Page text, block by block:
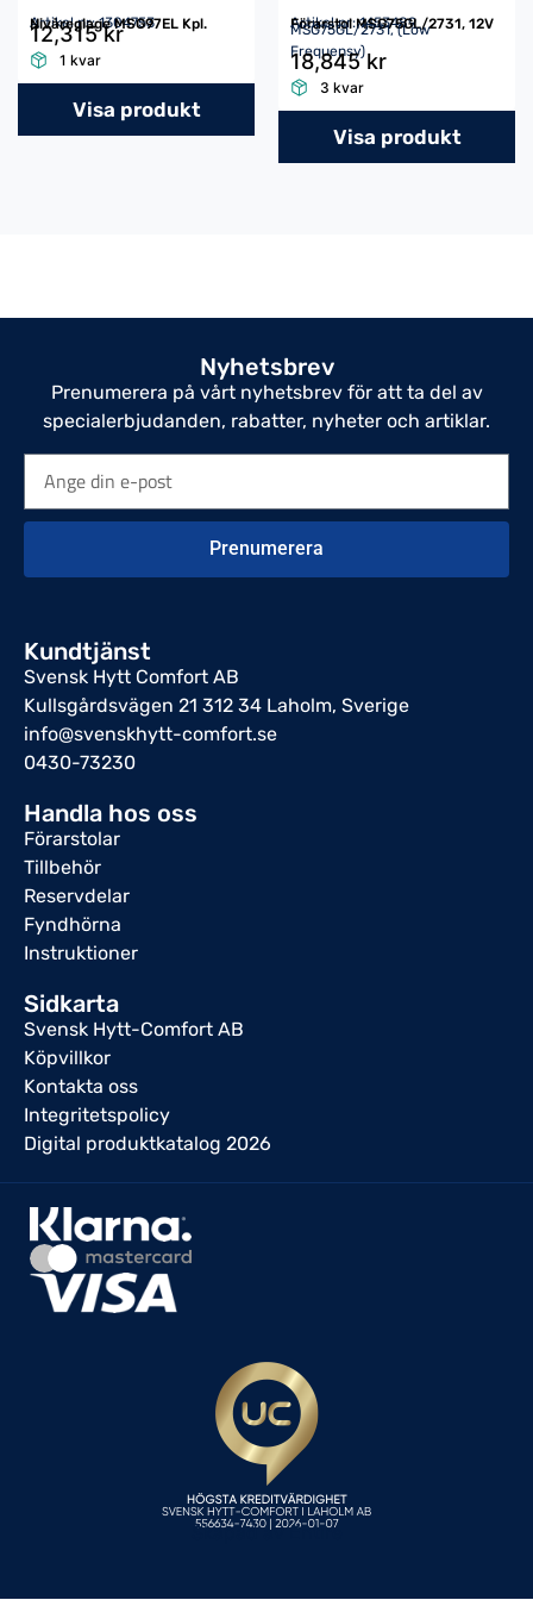
Artikel nr: 1304753
Nivåreglage MSG97EL Kpl.
12,315 kr
1 kvar
Visa produkt
Artikel nr: 1453489
Förarstol MSG75GL/2731, 12V
MSG75GL/2731, (Low
Frequensy)
18,845 kr
3 kvar
Visa produkt
Nyhetsbrev
Prenumerera på vårt nyhetsbrev för att ta del av
specialerbjudanden, rabatter, nyheter och artiklar.
Prenumerera
Kundtjänst
Svensk Hytt Comfort AB
Kullsgårdsvägen 21 312 34 Laholm, Sverige
info@svenskhytt-comfort.se
0430-73230
Handla hos oss
Förarstolar
Tillbehör
Reservdelar
Fyndhörna
Instruktioner
Sidkarta
Svensk Hytt-Comfort AB
Köpvillkor
Kontakta oss
Integritetspolicy
Digital produktkatalog 2026
Skapad av Entire